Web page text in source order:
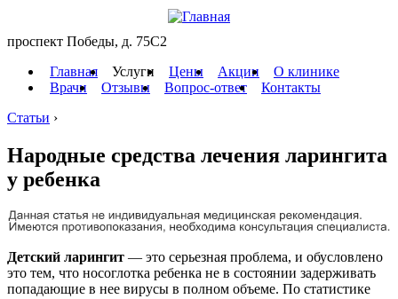
проспект Победы, д. 75C2
Главная
Услуги Цены Акции
О клинике
Врачи
Отзывы Вопрос-ответ
Контакты
Статьи ›
Народные средства лечения ларингита
у ребенка
Детский ларингит — это серьезная проблема, и обусловлено
это тем, что носоглотка ребенка не в состоянии задерживать
попадающие в нее вирусы в полном объеме. По статистике